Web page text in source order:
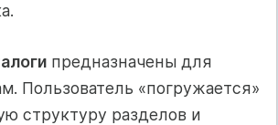
предназначены для
Пользователь «погружается»
структуру разделов и